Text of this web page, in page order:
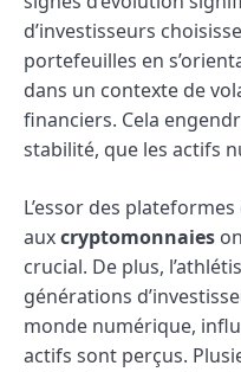
d’investisseurs
portefeuilles en
dans un contexte de
financiers. Cela
stabilité, que les actifs
L’essor des plateformes
auxcryptomonnaies
crucial. De plus,
générations
monde numérique,
actifs sont perçus.